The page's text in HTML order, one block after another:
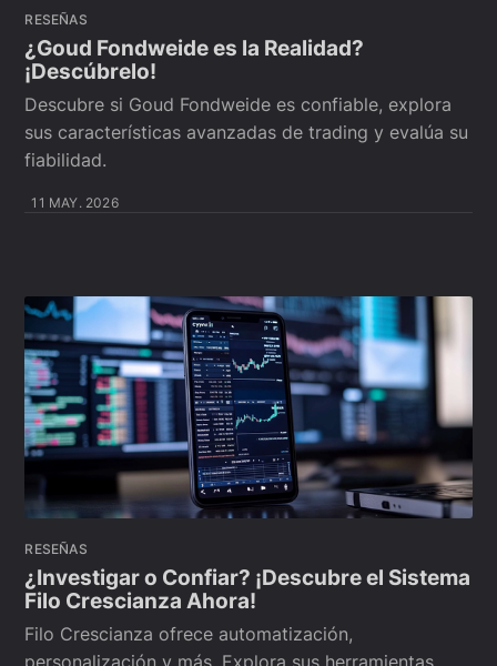
RESEÑAS
¿Goud Fondweide es la Realidad?
¡Descúbrelo!
Descubre si Goud Fondweide es confiable, explora
sus características avanzadas de trading y evalúa su
fiabilidad.
11 MAY. 2026
RESEÑAS
¿Investigar o Confiar? ¡Descubre el Sistema
Filo Crescianza Ahora!
Filo Crescianza ofrece automatización,